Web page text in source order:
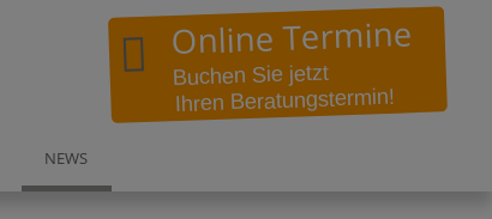
Online Termine
Buchen Sie jetzt
Ihren Beratungstermin!
NEWS